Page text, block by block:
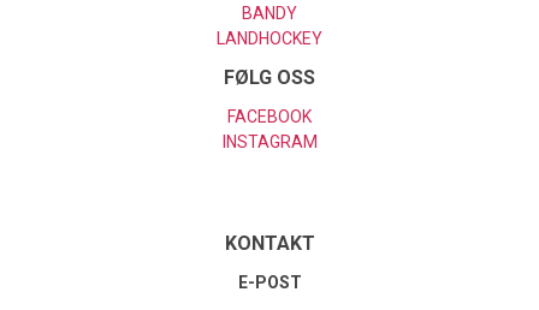
BANDY
LANDHOCKEY
FØLG OSS
FACEBOOK
INSTAGRAM
KONTAKT
E-POST